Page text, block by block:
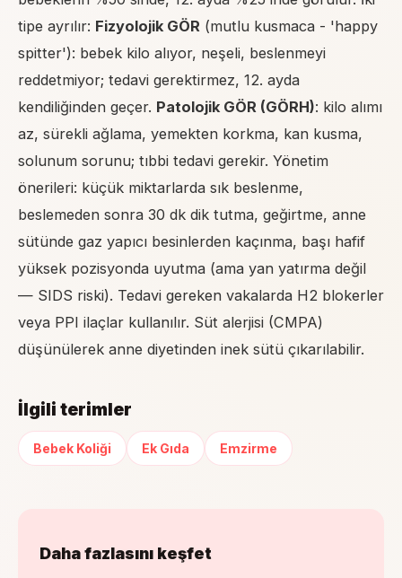
tipe ayrılır: Fizyolojik GÖR (mutlu kusmaca - 'happy
spitter'): bebek kilo alıyor, neşeli, beslenmeyi
reddetmiyor; tedavi gerektirmez, 12. ayda
kendiliğinden geçer. Patolojik GÖR (GÖRH): kilo alımı
az, sürekli ağlama, yemekten korkma, kan kusma,
solunum sorunu; tıbbi tedavi gerekir. Yönetim
önerileri: küçük miktarlarda sık beslenme,
beslemeden sonra 30 dk dik tutma, geğirtme, anne
sütünde gaz yapıcı besinlerden kaçınma, başı hafif
yüksek pozisyonda uyutma (ama yan yatırma değil
— SIDS riski). Tedavi gereken vakalarda H2 blokerler
veya PPI ilaçlar kullanılır. Süt alerjisi (CMPA)
düşünülerek anne diyetinden inek sütü çıkarılabilir.
İlgili terimler
Bebek Koliği Ek Gıda Emzirme
Daha fazlasını keşfet